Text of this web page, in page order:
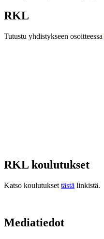
RKL
Tutustu yhdistykseen osoitteessa
RKL koulutukset
Katso koulutukset tästä linkistä.
Mediatiedot